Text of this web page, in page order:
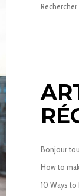
Rechercher
Bonjour
How to
10 Ways to